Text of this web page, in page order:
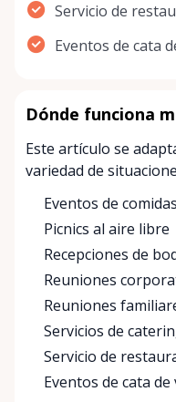
Servicio de
Eventos de cata
Dónde funciona
Este artículo se
variedad de
Eventos de
Picnics al aire libre
Recepciones de
Reuniones
Reuniones
Servicios de
Servicio de
Eventos de cata de